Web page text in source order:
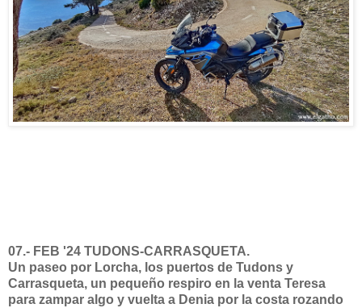
07.- FEB '24 TUDONS-CARRASQUETA.
Un paseo por Lorcha, los puertos de Tudons y
Carrasqueta, un pequeño respiro en la venta Teresa
para zampar algo y vuelta a Denia por la costa rozando